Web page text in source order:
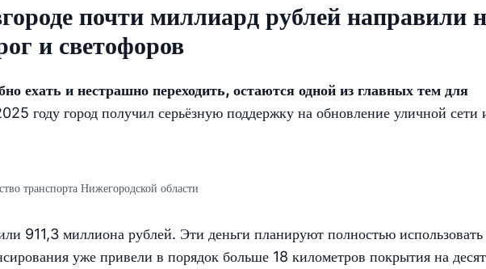
почти миллиард рублей направили
и светофоров
ехать и нестрашно переходить, остаются одной из главных тем для
году город получил серьёзную поддержку на обновление уличной сети
транспорта Нижегородской области
911,3 миллиона рублей. Эти деньги планируют полностью использовать
уже привели в порядок больше 18 километров покрытия на